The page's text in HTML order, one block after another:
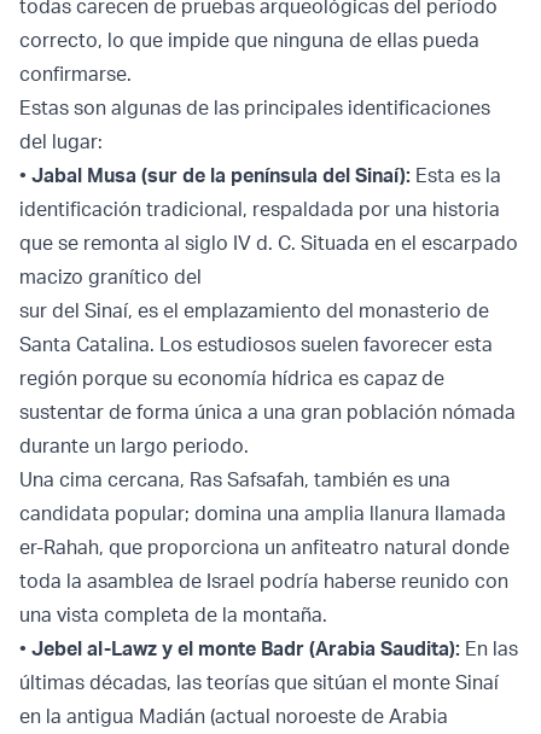
todas carecen de pruebas arqueológicas del período
correcto, lo que impide que ninguna de ellas pueda
confirmarse.
Estas son algunas de las principales identificaciones
del lugar:
• Jabal Musa (sur de la península del Sinaí): Esta es la
identificación tradicional, respaldada por una historia
que se remonta al siglo IV d. C. Situada en el escarpado
macizo granítico del
sur del Sinaí, es el emplazamiento del monasterio de
Santa Catalina. Los estudiosos suelen favorecer esta
región porque su economía hídrica es capaz de
sustentar de forma única a una gran población nómada
durante un largo periodo.
Una cima cercana, Ras Safsafah, también es una
candidata popular; domina una amplia llanura llamada
er-Rahah, que proporciona un anfiteatro natural donde
toda la asamblea de Israel podría haberse reunido con
una vista completa de la montaña.
• Jebel al-Lawz y el monte Badr (Arabia Saudita): En las
últimas décadas, las teorías que sitúan el monte Sinaí
en la antigua Madián (actual noroeste de Arabia